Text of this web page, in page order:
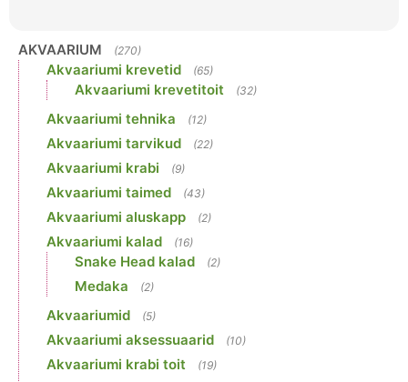
AKVAARIUM (270)
Akvaariumi krevetid (65)
Akvaariumi krevetitoit (32)
Akvaariumi tehnika (12)
Akvaariumi tarvikud (22)
Akvaariumi krabi (9)
Akvaariumi taimed (43)
Akvaariumi aluskapp (2)
Akvaariumi kalad (16)
Snake Head kalad (2)
Medaka (2)
Akvaariumid (5)
Akvaariumi aksessuaarid (10)
Akvaariumi krabi toit (19)